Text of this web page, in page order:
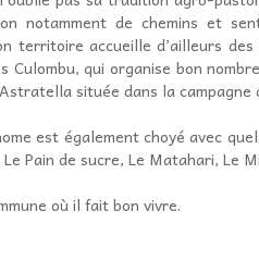
notamment de chemins et
territoire accueille d’ailleurs
Culombu, qui organise bon
située dans la campagne
est également choyé avec
Pain de sucre, Le Matahari, Le
où il fait bon vivre.